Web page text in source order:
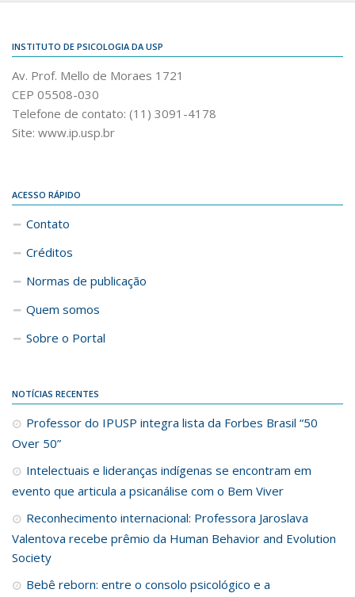
INSTITUTO DE PSICOLOGIA DA USP
Av. Prof. Mello de Moraes 1721
CEP 05508-030
Telefone de contato: (11) 3091-4178
Site: www.ip.usp.br
ACESSO RÁPIDO
Contato
Créditos
Normas de publicação
Quem somos
Sobre o Portal
NOTÍCIAS RECENTES
Professor do IPUSP integra lista da Forbes Brasil “50
Over 50”
Intelectuais e lideranças indígenas se encontram em
evento que articula a psicanálise com o Bem Viver
Reconhecimento internacional: Professora Jaroslava
Valentova recebe prêmio da Human Behavior and Evolution
Society
Bebê reborn: entre o consolo psicológico e a